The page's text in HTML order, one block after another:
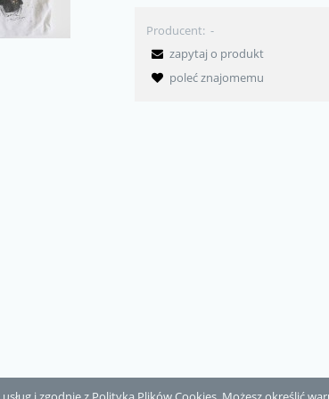
Producent: -
zapytaj o produkt
poleć znajomemu